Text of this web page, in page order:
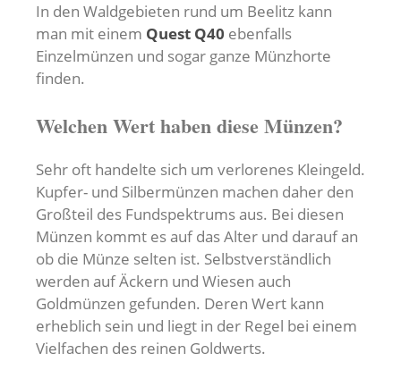
In den Waldgebieten rund um Beelitz kann
man mit einem Quest Q40 ebenfalls
Einzelmünzen und sogar ganze Münzhorte
finden.
Welchen Wert haben diese Münzen?
Sehr oft handelte sich um verlorenes Kleingeld.
Kupfer- und Silbermünzen machen daher den
Großteil des Fundspektrums aus. Bei diesen
Münzen kommt es auf das Alter und darauf an
ob die Münze selten ist. Selbstverständlich
werden auf Äckern und Wiesen auch
Goldmünzen gefunden. Deren Wert kann
erheblich sein und liegt in der Regel bei einem
Vielfachen des reinen Goldwerts.